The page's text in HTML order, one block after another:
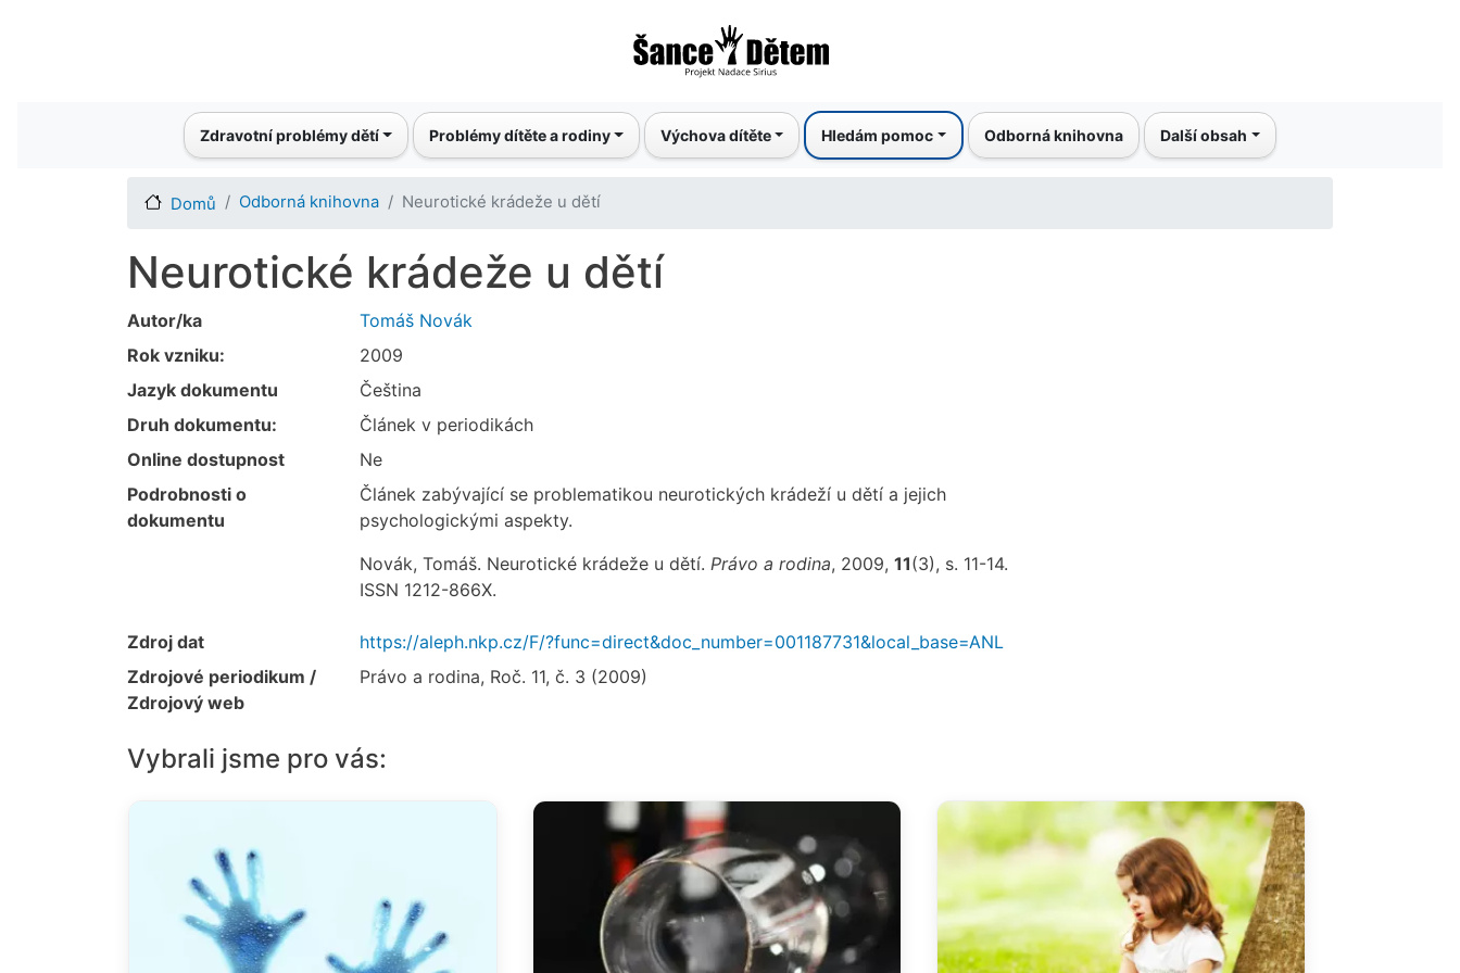
k
hlavnímu
Main navigationZdravotní problémy dětí Problémy dítěte a rodiny Výchova dítěte Hledám pomoc Odborná knihovna Další obsah
Domů Odborná knihovna Neurotické krádeže u dětí
Neurotické krádeže u dětí
Autor/ka
Tomáš Novák
Rok vzniku:
2009
Jazyk dokumentu
Čeština
Druh dokumentu:
Článek v periodikách
Online dostupnost
Ne
Podrobnosti o
dokumentu
Článek zabývající se problematikou neurotických krádeží u dětí a jejich
psychologickými aspekty.
Novák, Tomáš. Neurotické krádeže u dětí. Právo a rodina, 2009, 11(3), s. 11-14.
ISSN 1212-866X.
Zdroj dat
https://aleph.nkp.cz/F/?func=direct&doc_number=001187731&local_base=ANL
Zdrojové periodikum /
Zdrojový web
Právo a rodina, Roč. 11, č. 3 (2009)
Vybrali jsme pro vás: